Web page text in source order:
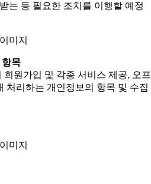
는 등 필요한 조치를 이행할 예정
항목
원가입 및 각종 서비스 제공, 오프
처리하는 개인정보의 항목 및 수집